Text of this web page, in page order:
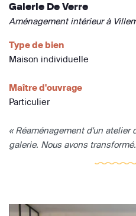
Galerie De Verre
Aménagement intérieur à
Type de bien
Maison individuelle
Maître d'ouvrage
Particulier
« Réaménagement d'un atelier
galerie. Nous avons